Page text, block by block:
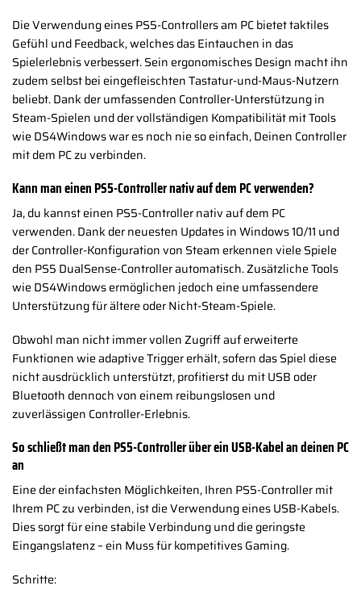
Die Verwendung eines PS5-Controllers am PC bietet taktiles
Gefühl und Feedback, welches das Eintauchen in das
Spielerlebnis verbessert. Sein ergonomisches Design macht ihn
zudem selbst bei eingefleischten Tastatur-und-Maus-Nutzern
beliebt. Dank der umfassenden Controller-Unterstützung in
Steam-Spielen und der vollständigen Kompatibilität mit Tools
wie DS4Windows war es noch nie so einfach, Deinen Controller
mit dem PC zu verbinden.
Kann man einen PS5-Controller nativ auf dem PC verwenden?
Ja, du kannst einen PS5-Controller nativ auf dem PC
verwenden. Dank der neuesten Updates in Windows 10/11 und
der Controller-Konfiguration von Steam erkennen viele Spiele
den PS5 DualSense-Controller automatisch. Zusätzliche Tools
wie DS4Windows ermöglichen jedoch eine umfassendere
Unterstützung für ältere oder Nicht-Steam-Spiele.
Obwohl man nicht immer vollen Zugriff auf erweiterte
Funktionen wie adaptive Trigger erhält, sofern das Spiel diese
nicht ausdrücklich unterstützt, profitierst du mit USB oder
Bluetooth dennoch von einem reibungslosen und
zuverlässigen Controller-Erlebnis.
So schließt man den PS5-Controller über ein USB-Kabel an deinen PC
an
Eine der einfachsten Möglichkeiten, Ihren PS5-Controller mit
Ihrem PC zu verbinden, ist die Verwendung eines USB-Kabels.
Dies sorgt für eine stabile Verbindung und die geringste
Eingangslatenz – ein Muss für kompetitives Gaming.
Schritte: